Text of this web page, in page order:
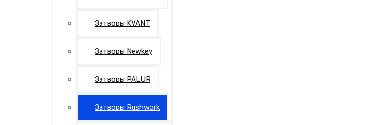
Затворы KVANT
Затворы Newkey
Затворы PALUR
Затворы Rushwork